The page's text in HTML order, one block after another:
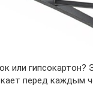
или гипсокартон?
перед каждым